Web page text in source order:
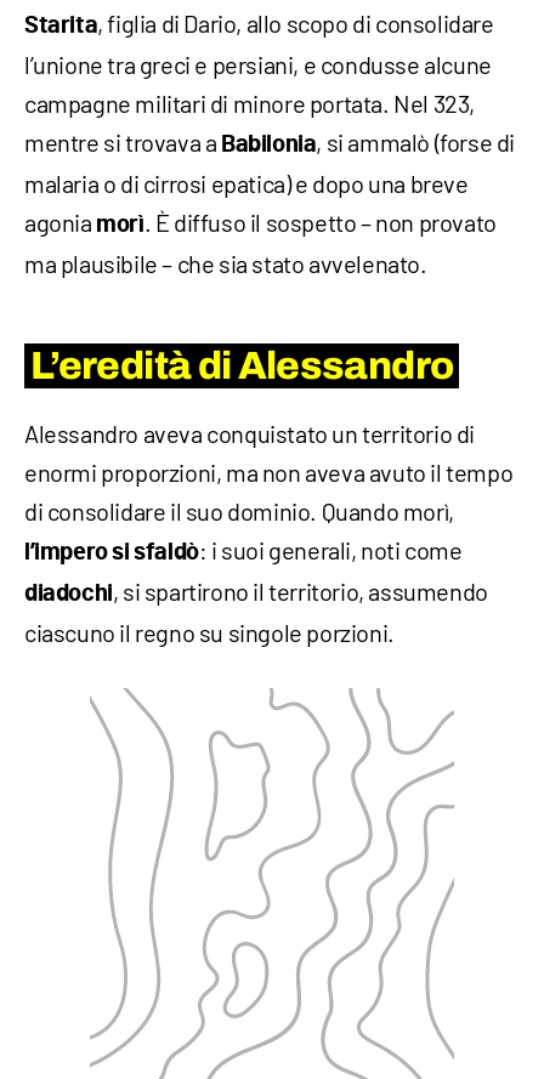
Starita, figlia di Dario, allo scopo di consolidare
l’unione tra greci e persiani, e condusse alcune
campagne militari di minore portata. Nel 323,
mentre si trovava a Babilonia, si ammalò (forse di
malaria o di cirrosi epatica) e dopo una breve
agonia morì . È diffuso il sospetto – non provato
ma plausibile – che sia stato avvelenato.
L’eredità di Alessandro
Alessandro aveva conquistato un territorio di
enormi proporzioni, ma non aveva avuto il tempo
di consolidare il suo dominio. Quando morì,
l’impero si sfaldò: i suoi generali, noti come
diadochi, si spartirono il territorio, assumendo
ciascuno il regno su singole porzioni.